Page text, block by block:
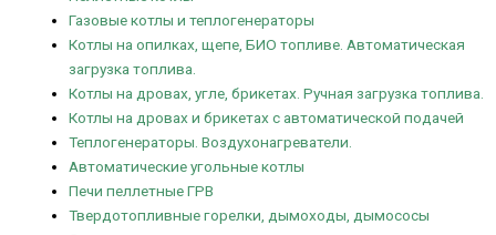
Газовые котлы и теплогенераторы
Котлы на опилках, щепе, БИО топливе. Автоматическая
загрузка топлива.
Котлы на дровах, угле, брикетах. Ручная загрузка топлива.
Котлы на дровах и брикетах с автоматической подачей
Теплогенераторы. Воздухонагреватели.
Автоматические угольные котлы
Печи пеллетные ГРВ
Твердотопливные горелки, дымоходы, дымососы